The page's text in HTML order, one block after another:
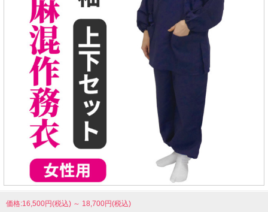
価格:16,500円(税込) ～ 18,700円(税込)